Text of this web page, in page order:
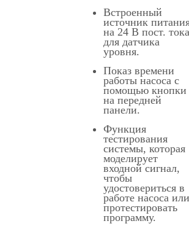
Встроенный
источник
на 24 В пост. тока
для датчика
уровня.
Показ времени
работы насоса с
помощью кнопки
на передней
панели.
Функция
тестирования
системы, которая
моделирует
входной сигнал,
чтобы
удостовериться в
работе насоса или
протестировать
программу.